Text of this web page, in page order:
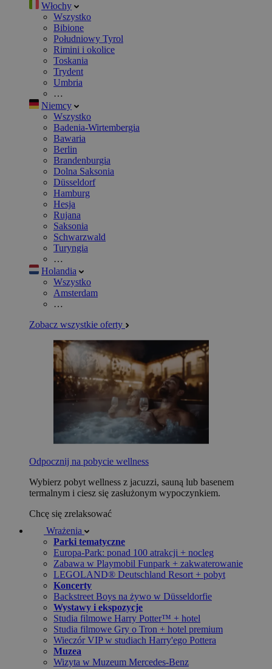
Włochy
Wszystko
Bibione
Południowy Tyrol
Rimini i okolice
Toskania
Trydent
Umbria
…
Niemcy
Wszystko
Badenia-Wirtembergia
Bawaria
Berlin
Brandenburgia
Dolna Saksonia
Düsseldorf
Hamburg
Hesja
Rujana
Saksonia
Schwarzwald
Turyngia
…
Holandia
Wszystko
Amsterdam
…
Zobacz wszystkie oferty
Odpocznij na pobycie wellness
Wybierz pobyt wellness z jacuzzi, sauną lub basenem
termalnym i ciesz się zasłużonym wypoczynkiem.
Chcę się zrelaksować
Wrażenia
Parki tematyczne
Europa-Park: ponad 100 atrakcji + nocleg
Zabawa w Playmobil Funpark + zakwaterowanie
LEGOLAND® Deutschland Resort + pobyt
Koncerty
Backstreet Boys na żywo w Düsseldorfie
Wystawy i ekspozycje
Studia filmowe Harry Potter™ + hotel
Studia filmowe Gry o Tron + hotel premium
Wieczór VIP w studiach Harry'ego Pottera
Muzea
Wizyta w Muzeum Mercedes-Benz